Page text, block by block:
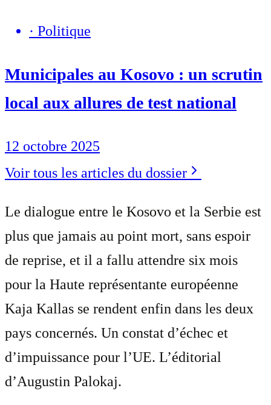
· Politique
Municipales au Kosovo : un scrutin
local aux allures de test national
12 octobre 2025
Voir tous les articles du dossier
Le dialogue entre le Kosovo et la Serbie est
plus que jamais au point mort, sans espoir
de reprise, et il a fallu attendre six mois
pour la Haute représentante européenne
Kaja Kallas se rendent enfin dans les deux
pays concernés. Un constat d’échec et
d’impuissance pour l’UE. L’éditorial
d’Augustin Palokaj.